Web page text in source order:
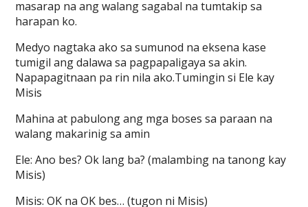
masarap na ang walang sagabal na tumtakip sa
harapan ko.
Medyo nagtaka ako sa sumunod na eksena kase
tumigil ang dalawa sa pagpapaligaya sa akin.
Napapagitnaan pa rin nila ako.Tumingin si Ele kay
Misis
Mahina at pabulong ang mga boses sa paraan na
walang makarinig sa amin
Ele: Ano bes? Ok lang ba? (malambing na tanong kay
Misis)
Misis: OK na OK bes… (tugon ni Misis)